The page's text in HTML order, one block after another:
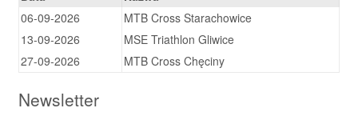
06-09-2026
MTB Cross Starachowice
13-09-2026
MSE Triathlon Gliwice
27-09-2026
MTB Cross Chęciny
Newsletter